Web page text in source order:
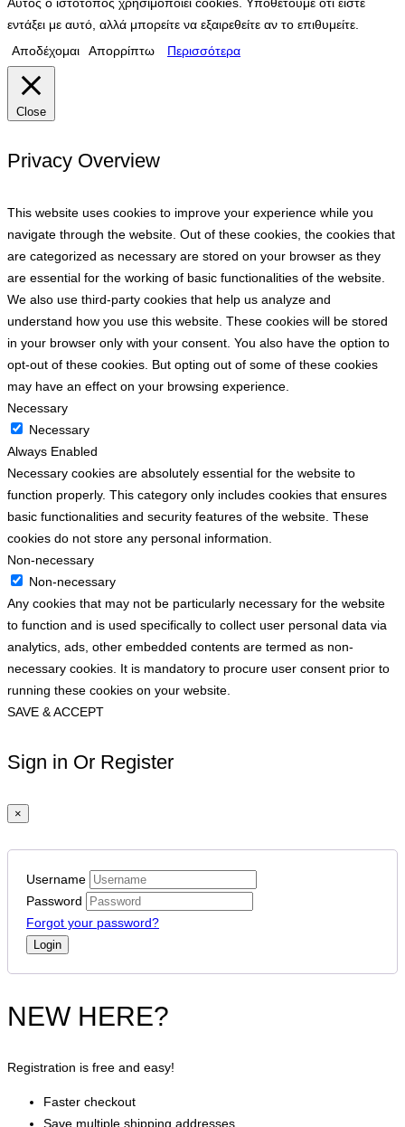
εντάξει με αυτό, αλλά μπορείτε να εξαιρεθείτε αν το επιθυμείτε.
Αποδέχομαι
Απορρίπτω Περισσότερα
Close
Privacy Overview
This website uses cookies to improve your experience while you
navigate through the website. Out of these cookies, the cookies that
are categorized as necessary are stored on your browser as they
are essential for the working of basic functionalities of the website.
We also use third-party cookies that help us analyze and
understand how you use this website. These cookies will be stored
in your browser only with your consent. You also have the option to
opt-out of these cookies. But opting out of some of these cookies
may have an effect on your browsing experience.
Necessary
Necessary
Always Enabled
Necessary cookies are absolutely essential for the website to
function properly. This category only includes cookies that ensures
basic functionalities and security features of the website. These
cookies do not store any personal information.
Non-necessary
Non-necessary
Any cookies that may not be particularly necessary for the website
to function and is used specifically to collect user personal data via
analytics, ads, other embedded contents are termed as non-
necessary cookies. It is mandatory to procure user consent prior to
running these cookies on your website.
SAVE & ACCEPT
Sign in Or Register
×
Username
Password
Forgot your password?
NEW HERE?
Registration is free and easy!
Faster checkout
Save multiple shipping addresses